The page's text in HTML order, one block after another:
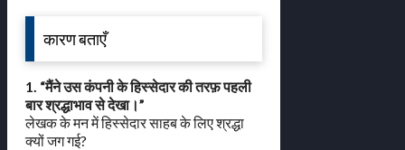
कारण बताएँ
1. “मैंने उस कंपनी के हिस्सेदार की तरफ़ पहली
बार श्रद्धाभाव से देखा।”
लेखक के मन में हिस्सेदार साहब के लिए श्रद्धा
क्यों जग गई?